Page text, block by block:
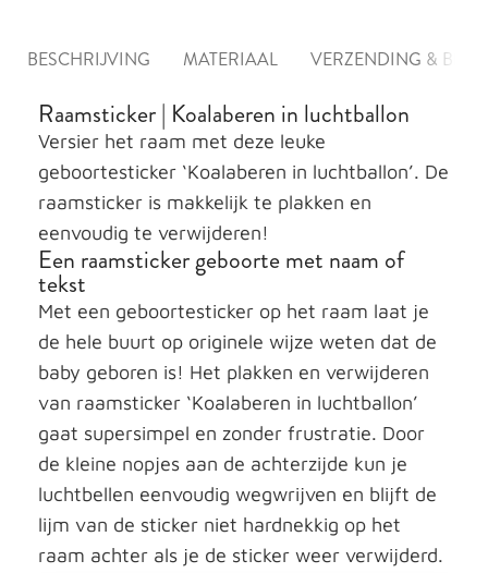
BESCHRIJVING MATERIAAL VERZENDING &
Raamsticker | Koalaberen in luchtballon
Versier het raam met deze leuke
geboortesticker ‘Koalaberen in luchtballon’. De
raamsticker is makkelijk te plakken en
eenvoudig te verwijderen!
Een raamsticker geboorte met naam of
tekst
Met een geboortesticker op het raam laat je
de hele buurt op originele wijze weten dat de
baby geboren is! Het plakken en verwijderen
van raamsticker ‘Koalaberen in luchtballon’
gaat supersimpel en zonder frustratie. Door
de kleine nopjes aan de achterzijde kun je
luchtbellen eenvoudig wegwrijven en blijft de
lijm van de sticker niet hardnekkig op het
raam achter als je de sticker weer verwijderd.